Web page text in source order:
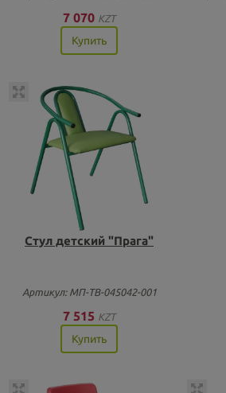
7 070 KZT
Купить
Стул детский "Прага"
Артикул: МП-ТВ-045042-001
7 515 KZT
Купить